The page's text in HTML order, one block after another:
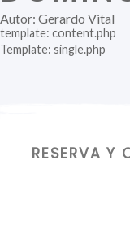
Autor: Gerardo Vital
template: content.php
Template: single.php
RESERVA Y